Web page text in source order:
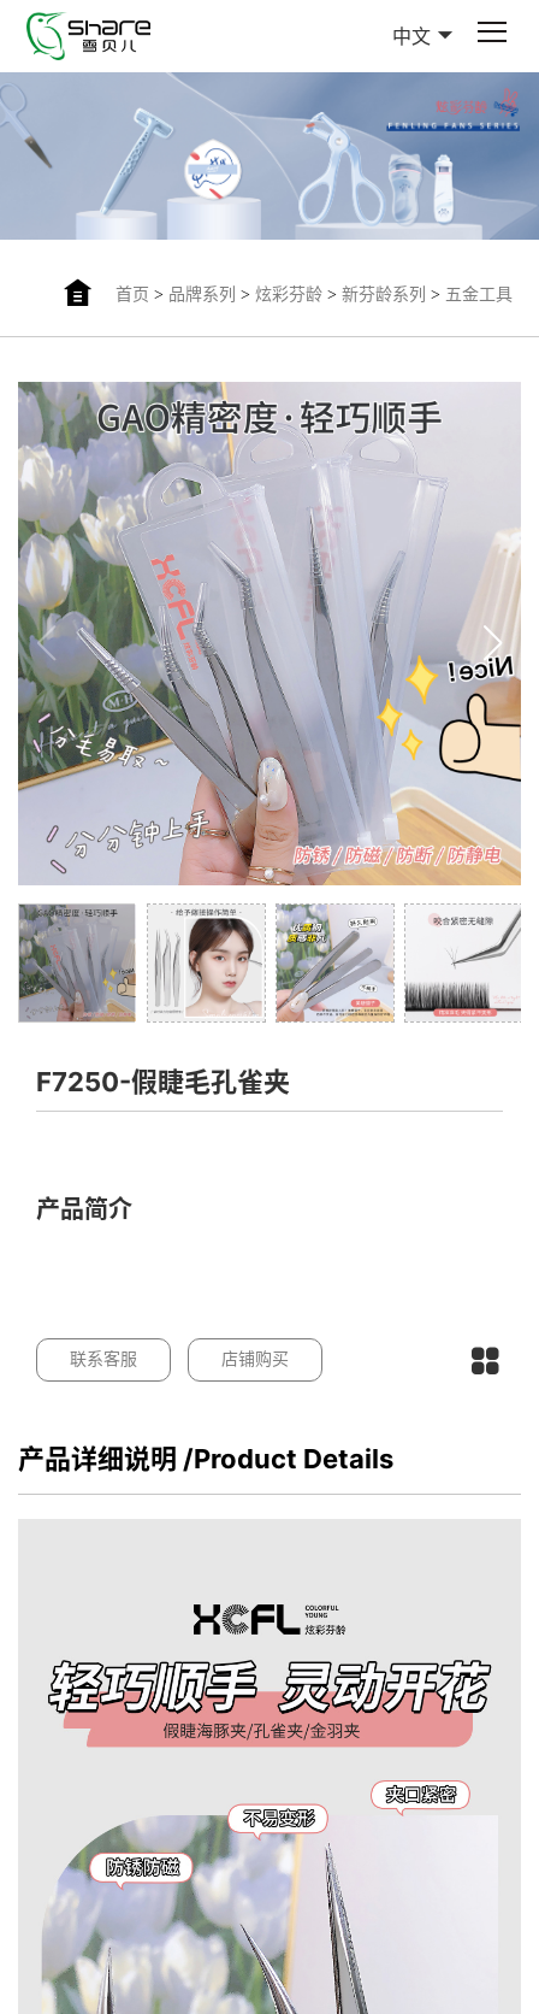
中文
首页 > 品牌系列 > 炫彩芬龄> 新芬龄系列 > 五金工具
F7250-假睫毛孔雀夹
产品简介
联系客服 店铺购买
产品详细说明 /Product Details